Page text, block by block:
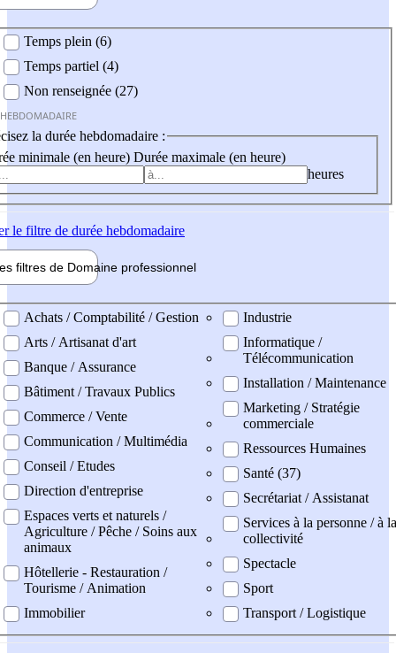
Temps plein (6)
Temps partiel (4)
Non renseignée (27)
la durée hebdomadaire :
minimale (en heure) Durée maximale (en heure)
heures
le filtre de durée hebdomadaire
filtres de Domaine professionnel
professionel
Achats / Comptabilité / Gestion
Arts / Artisanat d'art
Banque / Assurance
Bâtiment / Travaux Publics
Commerce / Vente
Communication / Multimédia
Conseil / Etudes
Direction d'entreprise
Espaces verts et naturels /
Agriculture / Pêche / Soins aux
animaux
Hôtellerie - Restauration /
Tourisme / Animation
Immobilier
Industrie
Informatique /
Télécommunication
Installation / Maintenance
Marketing / Stratégie
commerciale
Ressources Humaines
Santé (37)
Secrétariat / Assistanat
Services à la personne / à la
collectivité
Spectacle
Sport
Transport / Logistique